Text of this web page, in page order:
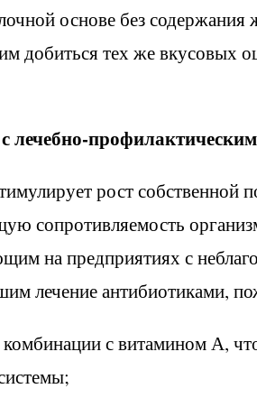
основе без содержания
добиться тех же вкусовых
лечебно-
рост собственной
сопротивляемость
на предприятиях с
лечение антибиотиками,
с витамином А,